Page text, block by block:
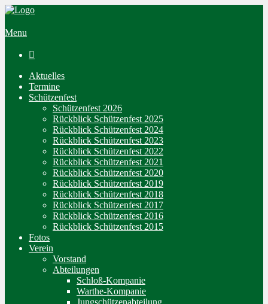
Menu

Aktuelles
Termine
Schützenfest
Schützenfest 2026
Rückblick Schützenfest 2025
Rückblick Schützenfest 2024
Rückblick Schützenfest 2023
Rückblick Schützenfest 2022
Rückblick Schützenfest 2021
Rückblick Schützenfest 2020
Rückblick Schützenfest 2019
Rückblick Schützenfest 2018
Rückblick Schützenfest 2017
Rückblick Schützenfest 2016
Rückblick Schützenfest 2015
Fotos
Verein
Vorstand
Abteilungen
Schloß-Kompanie
Warthe-Kompanie
Jungschützenabteilung